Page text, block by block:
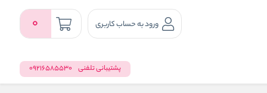
ورود به حساب کاربری 0
پشتیبانی تلفنی 09216585530